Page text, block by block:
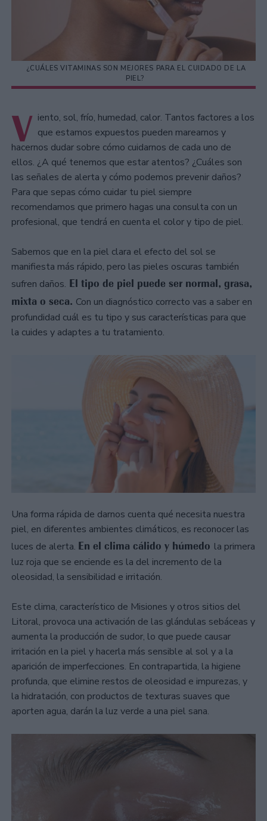
¿CUÁLES VITAMINAS SON MEJORES PARA EL CUIDADO DE LA
PIEL?
V iento, sol, frío, humedad, calor. Tantos factores a los
que estamos expuestos pueden marearnos y
hacernos dudar sobre cómo cuidarnos de cada uno de
ellos. ¿A qué tenemos que estar atentos? ¿Cuáles son
las señales de alerta y cómo podemos prevenir daños?
Para que sepas cómo cuidar tu piel siempre
recomendamos que primero hagas una consulta con un
profesional, que tendrá en cuenta el color y tipo de piel.
Sabemos que en la piel clara el efecto del sol se
manifiesta más rápido, pero las pieles oscuras también
sufren daños. El tipo de piel puede ser normal, grasa,
mixta o seca. Con un diagnóstico correcto vas a saber en
profundidad cuál es tu tipo y sus características para que
la cuides y adaptes a tu tratamiento.
Una forma rápida de darnos cuenta qué necesita nuestra
piel, en diferentes ambientes climáticos, es reconocer las
luces de alerta. En el clima cálido y húmedo la primera
luz roja que se enciende es la del incremento de la
oleosidad, la sensibilidad e irritación.
Este clima, característico de Misiones y otros sitios del
Litoral, provoca una activación de las glándulas sebáceas y
aumenta la producción de sudor, lo que puede causar
irritación en la piel y hacerla más sensible al sol y a la
aparición de imperfecciones. En contrapartida, la higiene
profunda, que elimine restos de oleosidad e impurezas, y
la hidratación, con productos de texturas suaves que
aporten agua, darán la luz verde a una piel sana.